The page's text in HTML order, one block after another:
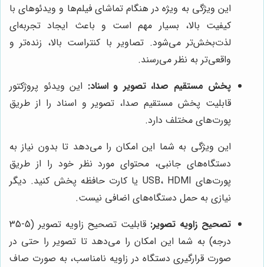
این ویژگی به ویژه در هنگام تماشای فیلم‌ها و ویدئوهای با
کیفیت بالا، بسیار مهم است و باعث ایجاد تجربه‌ای
لذت‌بخش‌تر می‌شود. تصاویر با کنتراست بالا، زنده‌تر و
واقعی‌تر به نظر می‌رسند.
پخش مستقیم صدا، تصویر و اسناد: این ویدئو پروژکتور
قابلیت پخش مستقیم صدا، تصویر و اسناد را از طریق
پورت‌های مختلف دارد.
این ویژگی به شما این امکان را می‌دهد تا بدون نیاز به
دستگاه‌های جانبی، محتوای مورد نظر خود را از طریق
پورت‌های USB، HDMI یا کارت حافظه پخش کنید. دیگر
نیازی به حمل دستگاه‌های اضافی نیست.
تصحیح زاویه تصویر:
قابلیت تصحیح زاویه تصویر (5-35
درجه) به شما این امکان را می‌دهد تا تصویر را حتی در
صورت قرارگیری دستگاه در زاویه نامناسب، به صورت صاف